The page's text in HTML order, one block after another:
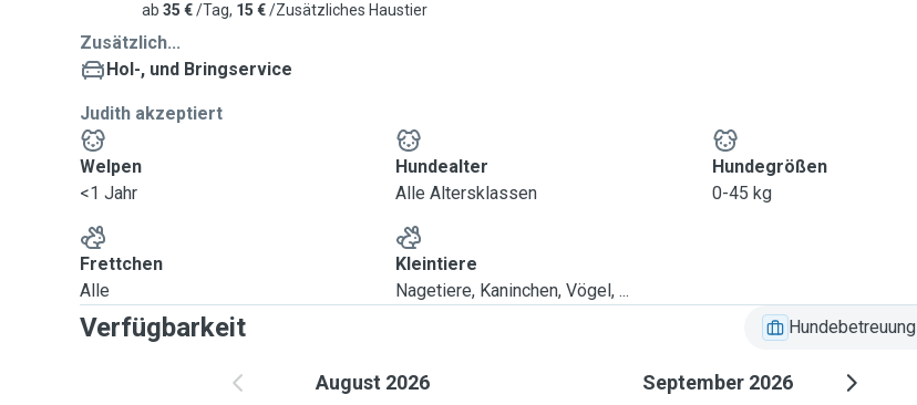
Hund sollte unbedingt kinderlieb sein. Wir freuen uns auf euch und auf eure
Herzen 😍🐶🐕🐕‍🦺
ab 35 €/Tag, 15 €/Zusätzliches Haustier
Zusätzlich...
Hol-, und Bringservice
Judith akzeptiert
Welpen
<1 Jahr
Hundealter
Alle Altersklassen
Hundegrößen
0-45 kg
Frettchen
Alle
Kleintiere
Nagetiere, Kaninchen, Vögel, ...
Verfügbarkeit Hundebetreuung
August 2026 September 2026